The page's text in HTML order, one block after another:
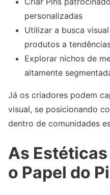
personalizadas
Utilizar a busca
produtos a
Explorar nichos de
altamente
Já os criadores podem
visual, se posicionando
dentro de comunidades
As
o Papel do